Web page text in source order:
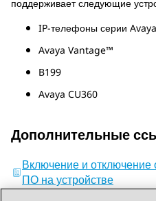
поддерживает следующие
IP-телефоны серии
Avaya Vantage™
B199
Avaya CU360
Дополнительные
Включение и отключение
ПО на устройстве